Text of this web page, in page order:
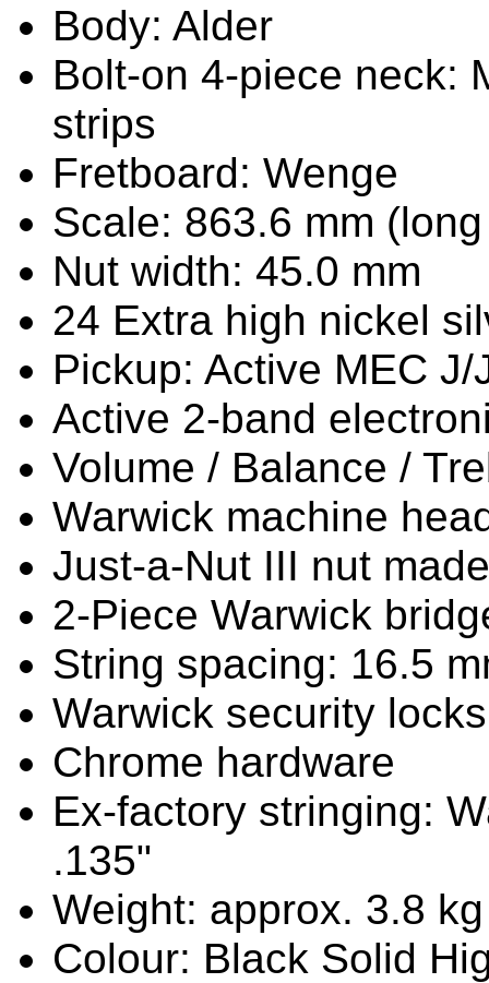
Body: Alder
Bolt-on 4-piece neck:
strips
Fretboard: Wenge
Scale: 863.6 mm
Nut width: 45.0 mm
24 Extra high nickel
Pickup: Active MEC J/
Active 2-band
Volume / Balance /
Warwick machine
Just-a-Nut III nut
2-Piece Warwick
String spacing: 16.5
Warwick security locks
Chrome hardware
Ex-factory stringing:
.135"
Weight: approx. 3.8 kg
Colour: Black Solid